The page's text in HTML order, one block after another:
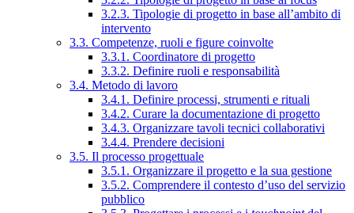
3.2.3. Tipologie di progetto in base all’ambito di
intervento
3.3. Competenze, ruoli e figure coinvolte
3.3.1. Coordinatore di progetto
3.3.2. Definire ruoli e responsabilità
3.4. Metodo di lavoro
3.4.1. Definire processi, strumenti e rituali
3.4.2. Curare la documentazione di progetto
3.4.3. Organizzare tavoli tecnici collaborativi
3.4.4. Prendere decisioni
3.5. Il processo progettuale
3.5.1. Organizzare il progetto e la sua gestione
3.5.2. Comprendere il contesto d’uso del servizio
pubblico